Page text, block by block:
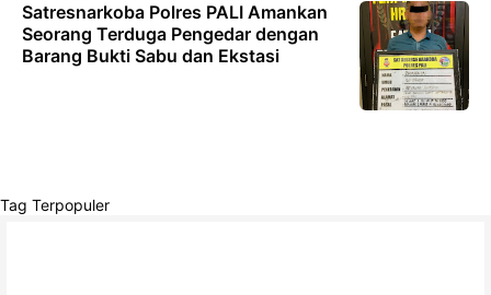
Satresnarkoba Polres PALI Amankan
Seorang Terduga Pengedar dengan
Barang Bukti Sabu dan Ekstasi
Tag Terpopuler